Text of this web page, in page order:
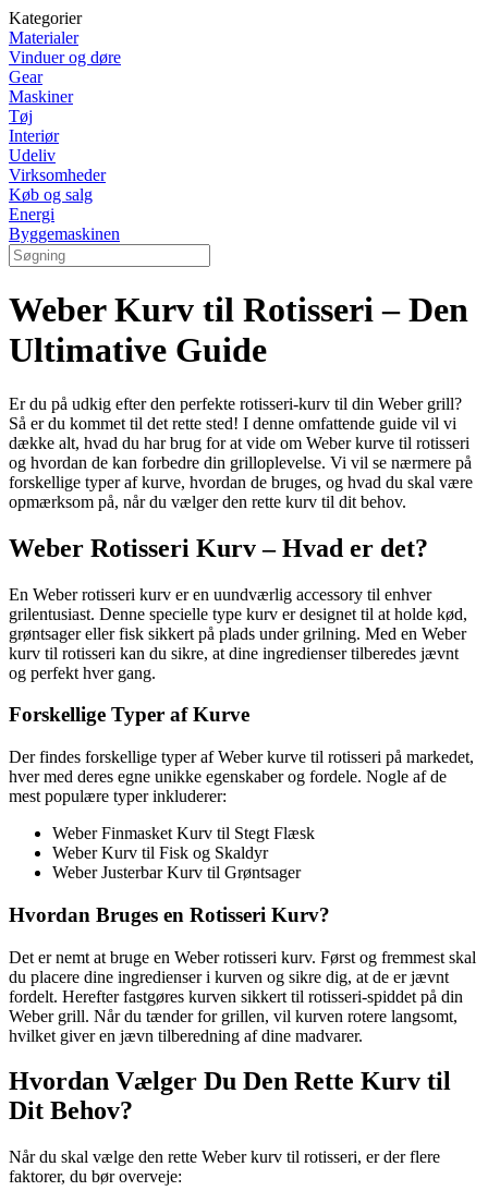
Kategorier
Materialer
Vinduer og døre
Gear
Maskiner
Tøj
Interiør
Udeliv
Virksomheder
Køb og salg
Energi
Byggemaskinen
Weber Kurv til Rotisseri – Den
Ultimative Guide
Er du på udkig efter den perfekte rotisseri-kurv til din Weber grill?
Så er du kommet til det rette sted! I denne omfattende guide vil vi
dække alt, hvad du har brug for at vide om Weber kurve til rotisseri
og hvordan de kan forbedre din grilloplevelse. Vi vil se nærmere på
forskellige typer af kurve, hvordan de bruges, og hvad du skal være
opmærksom på, når du vælger den rette kurv til dit behov.
Weber Rotisseri Kurv – Hvad er det?
En Weber rotisseri kurv er en uundværlig accessory til enhver
grilentusiast. Denne specielle type kurv er designet til at holde kød,
grøntsager eller fisk sikkert på plads under grilning. Med en Weber
kurv til rotisseri kan du sikre, at dine ingredienser tilberedes jævnt
og perfekt hver gang.
Forskellige Typer af Kurve
Der findes forskellige typer af Weber kurve til rotisseri på markedet,
hver med deres egne unikke egenskaber og fordele. Nogle af de
mest populære typer inkluderer:
Weber Finmasket Kurv til Stegt Flæsk
Weber Kurv til Fisk og Skaldyr
Weber Justerbar Kurv til Grøntsager
Hvordan Bruges en Rotisseri Kurv?
Det er nemt at bruge en Weber rotisseri kurv. Først og fremmest skal
du placere dine ingredienser i kurven og sikre dig, at de er jævnt
fordelt. Herefter fastgøres kurven sikkert til rotisseri-spiddet på din
Weber grill. Når du tænder for grillen, vil kurven rotere langsomt,
hvilket giver en jævn tilberedning af dine madvarer.
Hvordan Vælger Du Den Rette Kurv til
Dit Behov?
Når du skal vælge den rette Weber kurv til rotisseri, er der flere
faktorer, du bør overveje: